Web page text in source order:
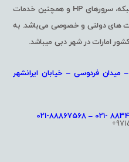
تجهیزات شبکه، مانند سوئیچ و روتر شبکه، سرورهای HP و همچنین خدمات
های دولتی و خصوصی می‌باشد. به
امارات در شهر دبی میباشد.
میدان فردوسی – خیابان ایرانشهر